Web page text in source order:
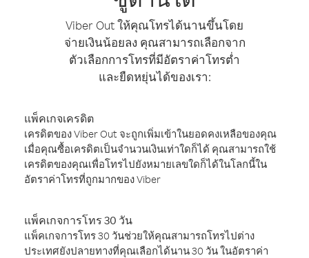
Viber Out ให้คุณโทรได้นานขึ้นโดย
จ่ายเงินน้อยลง คุณสามารถเลือกจาก
ตัวเลือกการโทรที่มีอัตราค่าโทรต่ำ
และยืดหยุ่นได้ของเรา:
แพ็คเกจเครดิต
เครดิตของ Viber Out จะถูกเพิ่มเข้าในยอดคงเหลือของคุณ
เมื่อคุณซื้อเครดิตเป็นจำนวนเงินเท่าใดก็ได้ คุณสามารถใช้
เครดิตของคุณเพื่อโทรไปยังหมายเลขใดก็ได้ในโลกนี้ใน
อัตราค่าโทรที่ถูกมากของ Viber
แพ็คเกจการโทร 30 วัน
แพ็คเกจการโทร 30 วันช่วยให้คุณสามารถโทรไปต่าง
ประเทศยังปลายทางที่คุณเลือกได้นาน 30 วัน ในอัตราค่า